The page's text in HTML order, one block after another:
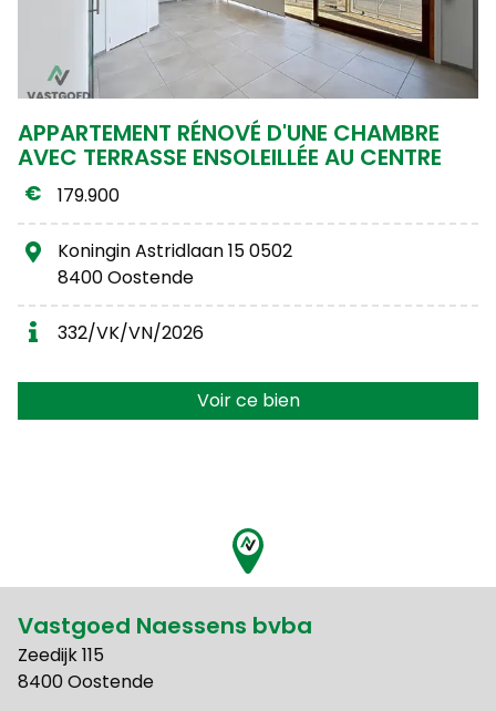
APPARTEMENT RÉNOVÉ D'UNE CHAMBRE
AVEC TERRASSE ENSOLEILLÉE AU CENTRE
179.900
Koningin Astridlaan 15 0502
8400 Oostende
332/VK/VN/2026
Voir ce bien
Vastgoed Naessens bvba
Zeedijk 115
8400 Oostende